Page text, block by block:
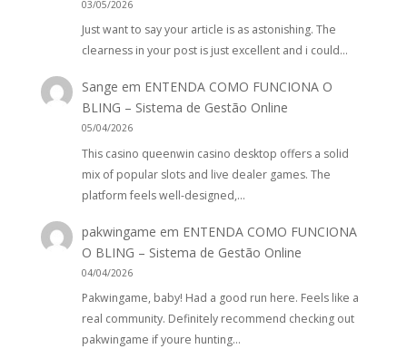
03/05/2026
Just want to say your article is as astonishing. The
clearness in your post is just excellent and i could…
Sange em ENTENDA COMO FUNCIONA O
BLING – Sistema de Gestão Online
05/04/2026
This casino queenwin casino desktop offers a solid
mix of popular slots and live dealer games. The
platform feels well-designed,…
pakwingame em ENTENDA COMO FUNCIONA
O BLING – Sistema de Gestão Online
04/04/2026
Pakwingame, baby! Had a good run here. Feels like a
real community. Definitely recommend checking out
pakwingame if youre hunting…